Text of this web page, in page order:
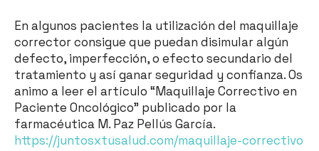
En algunos pacientes la utilización del maquillaje
corrector consigue que puedan disimular algún
defecto, imperfección, o efecto secundario del
tratamiento y así ganar seguridad y confianza. Os
animo a leer el artículo “Maquillaje Correctivo en
Paciente Oncológico” publicado por la
farmacéutica M. Paz Pellús García.
https://juntosxtusalud.com/maquillaje-correctivo